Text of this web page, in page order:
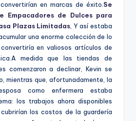
en marcas de éxito.Se
Empacadores de Dulces para
Plazas Limitadas, Y así estaba
una enorme colección de lo
en valiosos artículos de
medida que las tiendas de
comenzaron a declinar, Kevin se
mientras que, afortunadamente, la
como enfermera estaba
los trabajos ahora disponibles
los costos de la guardería